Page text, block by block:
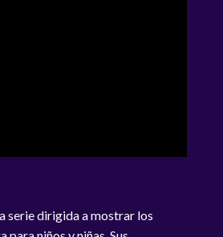
serie dirigida a mostrar los